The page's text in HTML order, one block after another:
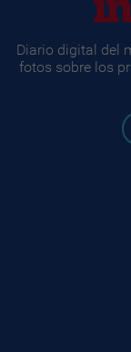
Diario digital del
fotos sobre los